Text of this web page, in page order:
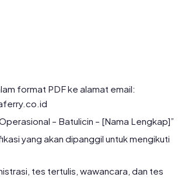
format PDF ke alamat email:
– Batulicin – [Nama Lengkap]”
yang akan dipanggil untuk mengikuti
tes tertulis, wawancara, dan tes